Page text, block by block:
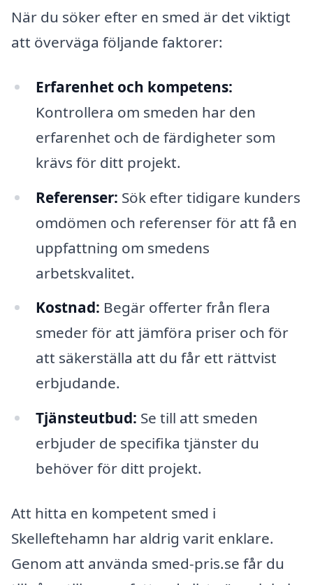
När du söker efter en smed är det viktigt
att överväga följande faktorer:
Erfarenhet och kompetens:
Kontrollera om smeden har den
erfarenhet och de färdigheter som
krävs för ditt projekt.
Referenser: Sök efter tidigare kunders
omdömen och referenser för att få en
uppfattning om smedens
arbetskvalitet.
Kostnad: Begär offerter från flera
smeder för att jämföra priser och för
att säkerställa att du får ett rättvist
erbjudande.
Tjänsteutbud: Se till att smeden
erbjuder de specifika tjänster du
behöver för ditt projekt.
Att hitta en kompetent smed i
Skelleftehamn har aldrig varit enklare.
Genom att använda smed-pris.se får du